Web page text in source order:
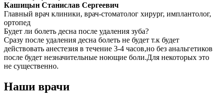
Кашицын Станислав Сергеевич
Главный врач клиники, врач-стоматолог хирург, имплантолог,
ортопед
Будет ли болеть десна после удаления зуба?
Сразу после удаления десна болеть не будет т.к будет
действовать анестезия в течение 3-4 часов,но без анальгетиков
после будет незначительные ноющие боли.Для некоторых это
не существенно.
Наши врачи